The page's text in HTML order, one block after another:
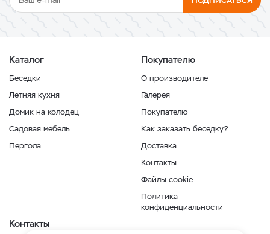
Каталог
Беседки
Летняя кухня
Домик на колодец
Садовая мебель
Пергола
Покупателю
О производителе
Галерея
Покупателю
Как заказать беседку?
Доставка
Контакты
Файлы cookie
Политика
конфиденциальности
Контакты